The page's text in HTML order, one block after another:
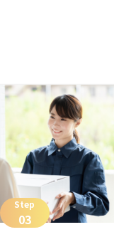
Step
03